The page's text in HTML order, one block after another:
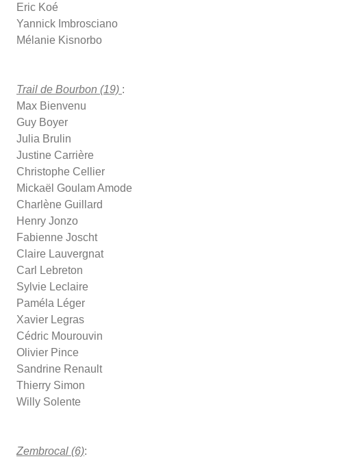
Eric Koé
Yannick Imbrosciano
Mélanie Kisnorbo
Trail de Bourbon (19) :
Max Bienvenu
Guy Boyer
Julia Brulin
Justine Carrière
Christophe Cellier
Mickaël Goulam Amode
Charlène Guillard
Henry Jonzo
Fabienne Joscht
Claire Lauvergnat
Carl Lebreton
Sylvie Leclaire
Paméla Léger
Xavier Legras
Cédric Mourouvin
Olivier Pince
Sandrine Renault
Thierry Simon
Willy Solente
Zembrocal (6):